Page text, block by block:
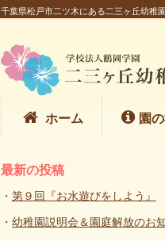
千葉県松戸市二ツ木にある二三ヶ丘幼稚
ホーム 園
最新の投稿
第９回『お水遊びをしよう』
幼稚園説明会＆園庭解放のお